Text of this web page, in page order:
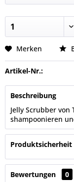
Merken
Artikel-Nr.:
Beschreibung
Jelly Scrubber
shampoonieren
Produktsicherheit
Bewertungen
0